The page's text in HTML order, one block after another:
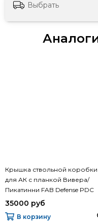
Выбрать
Крышка ствольной коробки
для АК с планкой Вивера/
Пикатинни FAB Defense PDC
35000 руб
В корзину